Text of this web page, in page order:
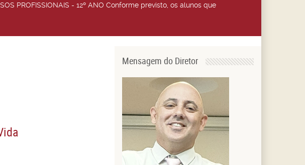
PROFISSIONAIS - 12º ANO Conforme previsto, os alunos que
Mensagem do Diretor